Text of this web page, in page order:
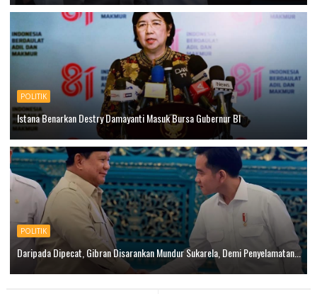
POLITIK
Istana Benarkan Destry Damayanti Masuk Bursa Gubernur BI
POLITIK
Daripada Dipecat, Gibran Disarankan Mundur Sukarela, Demi Penyelamatan...